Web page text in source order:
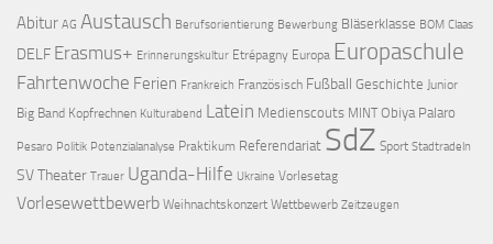
Abitur AG Austausch Berufsorientierung Bewerbung Bläserklasse BOM Claas
DELF Erasmus+ Erinnerungskultur Etrépagny Europa Europaschule
Fahrtenwoche Ferien Frankreich Französisch Fußball Geschichte Junior
Big Band Kopfrechnen Kulturabend Latein Medienscouts MINT Obiya Palaro
Pesaro Politik Potenzialanalyse Praktikum Referendariat SdZ Sport Stadtradeln
SVTheater Trauer Uganda-Hilfe Ukraine Vorlesetag
Vorlesewettbewerb Weihnachtskonzert Wettbewerb Zeitzeugen